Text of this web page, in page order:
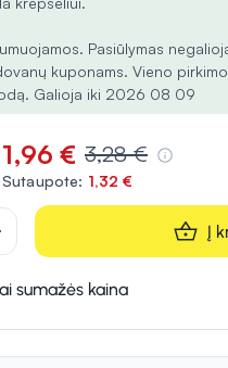
Pasiūlymas
kuponams. Vieno
Galioja iki 2026 08 09
1,96 € 3,28 €
Sutaupote: 1,32 €
Į
sumažės kaina